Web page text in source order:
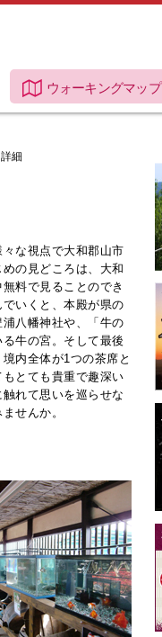
ウォーキングマップ
細
な視点で大和郡山市
の見どころは、大和
料で見ることのでき
いくと、本殿が県の
八幡神社や、「牛の
牛の宮。そして最後
内全体が1つの茶席と
とても貴重で趣深い
れて思いを巡らせな
せんか。